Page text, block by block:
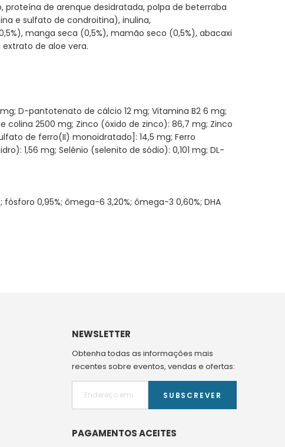
proteína de arenque desidratada, polpa de beterraba
e sulfato de condroitina), inulina,
manga seca (0,5%), mamão seco (0,5%), abacaxi
de aloe vera.
mg; D-pantotenato de cálcio 12 mg; Vitamina B2 6 mg;
colina 2500 mg; Zinco (óxido de zinco): 86,7 mg; Zinco
de ferro(II) monoidratado]: 14,5 mg; Ferro
1,56 mg; Selênio (selenito de sódio): 0,101 mg; DL-
0,95%; ômega-6 3,20%; ômega-3 0,60%; DHA
NEWSLETTER
Obtenha todas as informações mais
recentes sobre eventos, vendas e ofertas:
SUBSCREVER
PAGAMENTOS ACEITES